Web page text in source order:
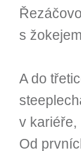
s
A do
v kariéře,
Od